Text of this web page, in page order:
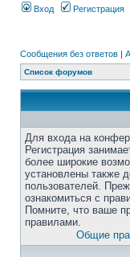
Вход Регистрация
Сообщения без ответов |
Список форумов
Для входа на
Регистрация
более широкие
установлены также
пользователей.
ознакомиться с
Помните, что ваше
правилами.
Общие